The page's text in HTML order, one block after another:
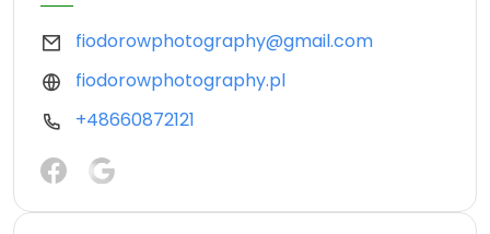
fiodorowphotography@gmail.com
fiodorowphotography.pl
+48660872121